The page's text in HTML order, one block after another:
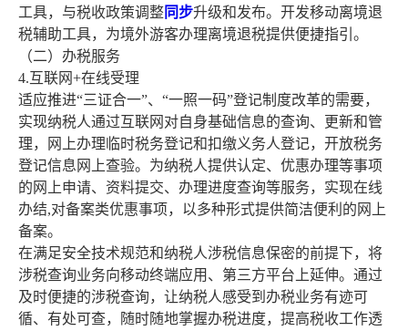
工具，与税收政策调整同步升级和发布。开发移动离境退
税辅助工具，为境外游客办理离境退税提供便捷指引。
（二）办税服务
4.互联网+在线受理
适应推进“三证合一”、“一照一码”登记制度改革的需要，
实现纳税人通过互联网对自身基础信息的查询、更新和管
理，网上办理临时税务登记和扣缴义务人登记，开放税务
登记信息网上查验。为纳税人提供认定、优惠办理等事项
的网上申请、资料提交、办理进度查询等服务，实现在线
办结,对备案类优惠事项，以多种形式提供简洁便利的网上
备案。
在满足安全技术规范和纳税人涉税信息保密的前提下，将
涉税查询业务向移动终端应用、第三方平台上延伸。通过
及时便捷的涉税查询，让纳税人感受到办税业务有迹可
循、有处可查，随时随地掌握办税进度，提高税收工作透